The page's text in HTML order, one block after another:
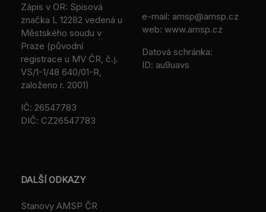
Zápis v OR: Spisová
značka L 12282 vedená u
Městského soudu v
Praze (původní
registrace u MV ČR, č.j.
VS/1-1/48 640/01-R,
založeno r. 2001)
IČ: 26547783
DIČ: CZ26547783
e-mail: amsp@amsp.cz
web: www.amsp.cz
Datová schránka:
ID: au9uavs
DALŠÍ ODKAZY
Stanovy AMSP ČR